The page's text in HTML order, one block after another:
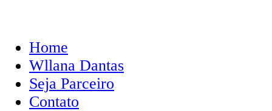
Home
Wllana Dantas
Seja Parceiro
Contato